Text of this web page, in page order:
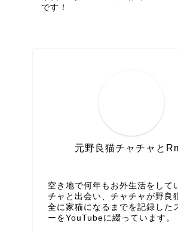
です！
元野良猫チャチャと
空き地で何年もお外生活をして
チャと出会い、チャチャが野良
全に家猫になるまでを記録した
ーをYouTubeに綴っています。